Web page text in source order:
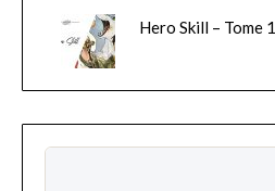
Hero Skill – Tome 1